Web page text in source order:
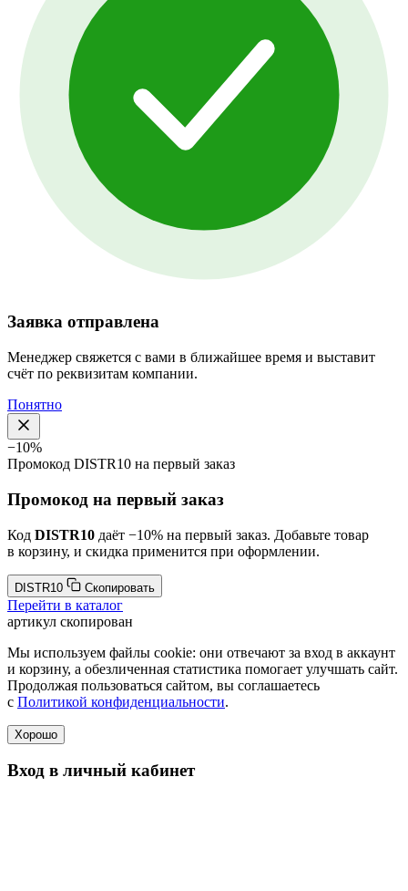
Заявка отправлена
Менеджер свяжется с вами в ближайшее время и выставит
счёт по реквизитам компании.
Понятно
−10%
Промокод DISTR10 на первый заказ
Промокод на первый заказ
Код DISTR10 даёт −10% на первый заказ. Добавьте товар
в корзину, и скидка применится при оформлении.
DISTR10 Скопировать
Перейти в каталог
артикул скопирован
Мы используем файлы cookie: они отвечают за вход в аккаунт
и корзину, а обезличенная статистика помогает улучшать сайт.
Продолжая пользоваться сайтом, вы соглашаетесь
с Политикой конфиденциальности.
Хорошо
Вход в личный кабинет